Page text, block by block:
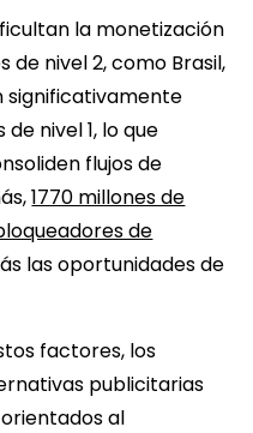
la monetización
de nivel 2, como Brasil,
significativamente
nivel 1, lo que
flujos de
1770 millones de
de
las oportunidades de
factores, los
publicitarias
al